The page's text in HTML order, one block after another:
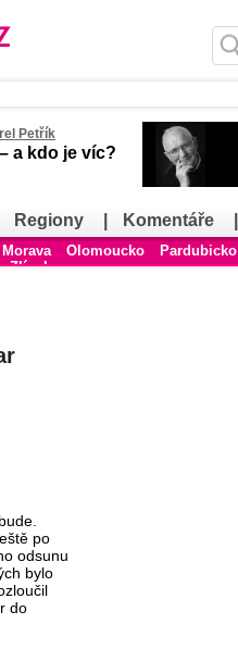
Petřík
a kdo je víc?
Regiony Komentáře
Olomoucko Pardubicko
Zlínsko
po
odsunu
bylo
do